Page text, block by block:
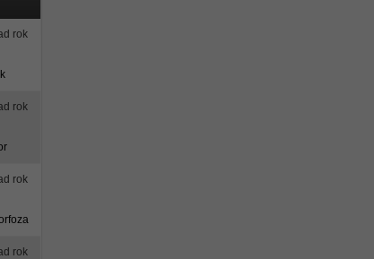
rok
rok
rok
rok